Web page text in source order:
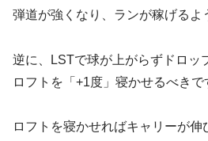
弾道が強くなり、ランが稼げるよ
逆に、LSTで球が上がらずドロッ
ロフトを「+1度」寝かせるべきで
ロフトを寝かせればキャリーが